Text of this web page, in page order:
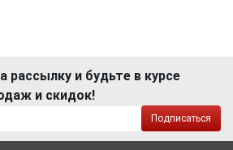
рассылку и будьте в курсе
и скидок!
Подписаться